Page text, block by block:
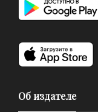
Об издателе